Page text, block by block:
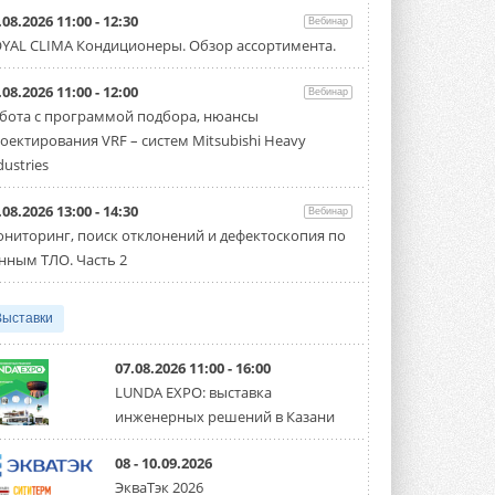
Уже через месяц в России
можно будет устанавливать
солнечные панели в МКД
С 1 сентября снимается запрет на
микрогенерацию в многоквартирных ...
30 ИЮЛЯ 2026
Канальные вентиляторы с ЕС-
прямоугольный канальный ...
30 ИЮЛЯ 2026
Частые вопросы о краске для окон ...
30 ИЮЛЯ 2026
СИЭНПИ РУС представила
новую серию консольных
насосов NM
Усовершенствованная гидравлика
помогает снизить энергопотребление ...
30 ИЮЛЯ 2026
11:00 - 12:30 Вебинар
CLIMA Кондиционеры. Обзор ассортимента.
11:00 - 12:00 Вебинар
с программой подбора, нюансы
VRF – систем Mitsubishi Heavy
13:00 - 14:30 Вебинар
поиск отклонений и дефектоскопия по
ТЛО. Часть 2
07.08.2026 11:00 - 16:00
LUNDA EXPO: выставка
инженерных решений в Казани
08 - 10.09.2026
ЭкваТэк 2026